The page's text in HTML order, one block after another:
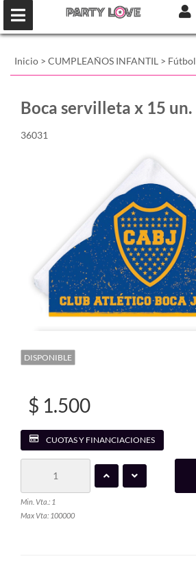
Inicio > CUMPLEAÑOS INFANTIL > Fútbol
Boca servilleta x 15 un.
36031
DISPONIBLE
$ 1.500
CUOTAS Y FINANCIACIONES
Min. Vta.: 1
Max Vta: 100000